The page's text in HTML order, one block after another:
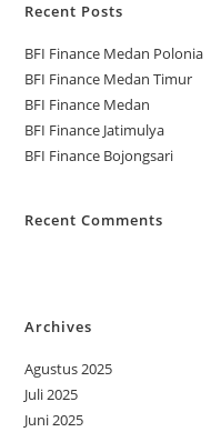
Recent Posts
BFI Finance Medan Polonia
BFI Finance Medan Timur
BFI Finance Medan
BFI Finance Jatimulya
BFI Finance Bojongsari
Recent Comments
Archives
Agustus 2025
Juli 2025
Juni 2025